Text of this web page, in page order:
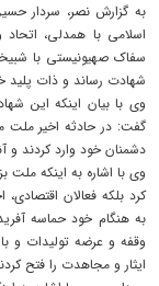
به گزارش نصر، سردار
اسلامی با همدلی، اتحاد
سفاک صهیونیستی با
شهادت رساند و ذات پلید
وی با بیان اینکه این
گفت: در حادثه اخیر ملت
دشمنان خود وارد کردند و
وی با اشاره به اینکه ملت
کرد بلکه فعالان
به هنگام خود حماسه
وقفه و عرضه تولیدات و
ایثار و مجاهدت را فتح